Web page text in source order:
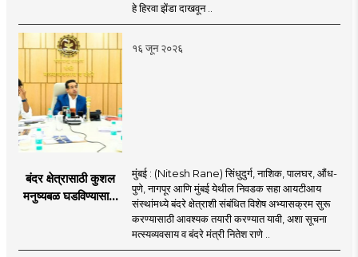
हिरवा झेंडा
हे हिरवा झेंडा दाखवून ..
१६ जून २०२६
बंदर क्षेत्रासाठी कुशल
मनुष्यबळ घडविण्यासाठी
अभ्यासक्रम - मंत्री
मुंबई : (Nitesh Rane) सिंधुदुर्ग, नाशिक, पालघर, औंध-
पुणे, नागपूर आणि मुंबई येथील निवडक सहा आयटीआय
संस्थांमध्ये बंदरे क्षेत्राशी संबंधित विशेष अभ्यासक्रम सुरू
करण्यासाठी आवश्यक तयारी करण्यात यावी, अशा सूचना
मत्स्यव्यवसाय व बंदरे मंत्री नितेश राणे ..